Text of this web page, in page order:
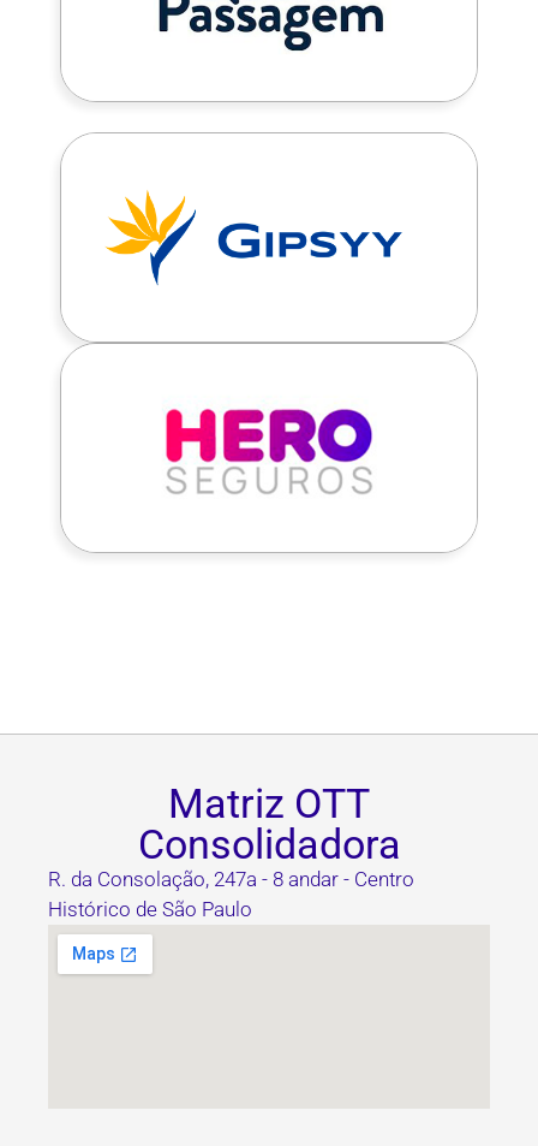
Matriz OTT
Consolidadora
R. da Consolação, 247a - 8 andar - Centro
Histórico de São Paulo